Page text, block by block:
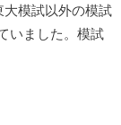
模試以外の模試
いました。模試